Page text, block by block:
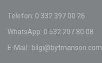
Telefon: 0 332 397 00 26
WhatsApp: 0 532 207 80 08
E-Mail : bilgi@bytmanson.com